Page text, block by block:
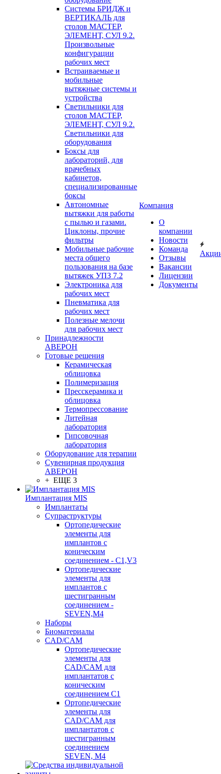
Системы БРИДЖ и
ВЕРТИКАЛЬ для
столов МАСТЕР,
ЭЛЕМЕНТ, СУЛ 9.2.
Произвольные
конфигурации
рабочих мест
Встраиваемые и
мобильные
вытяжные системы и
устройства
Светильники для
столов МАСТЕР,
ЭЛЕМЕНТ, СУЛ 9.2.
Светильники для
оборудования
Боксы для
лабораторий, для
врачебных
кабинетов,
специализированные
боксы
Автономные
вытяжки для работы
с пылью и газами.
Циклоны, прочие
фильтры
Мобильные рабочие
места общего
пользования на базе
вытяжек УПЗ 7.2
Электроника для
рабочих мест
Пневматика для
рабочих мест
Полезные мелочи
для рабочих мест
Принадлежности
АВЕРОН
Готовые решения
Керамическая
облицовка
Полимеризация
Пресскерамика и
облицовка
Термопрессование
Литейная
лаборатория
Гипсовочная
лаборатория
Оборудование для терапии
Сувенирная продукция
АВЕРОН
+ ЕЩЕ 3
Имплантация MIS
Имплантаты
Супраструктуры
Ортопедические
элементы для
имплантов с
коническим
соединением - C1,V3
Ортопедические
элементы для
имплантов с
шестигранным
соединением -
SEVEN,M4
Наборы
Биоматериалы
CAD/CAM
Ортопедические
элементы для
CAD/CAM для
имплантатов с
коническим
соединением С1
Ортопедические
элементы для
CAD/CAM для
имплантатов с
шестигранным
соединением
SEVEN, М4
Компания
О
компании
Новости
Команда
Отзывы
Вакансии
Лицензии
Документы